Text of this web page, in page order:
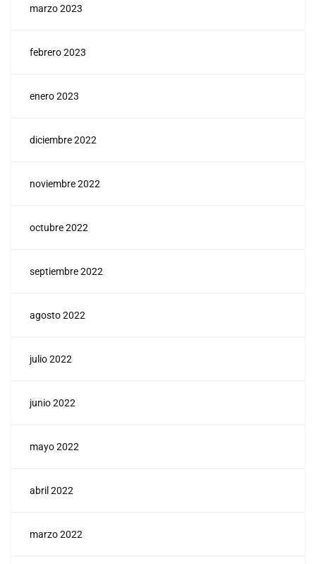
marzo 2023
febrero 2023
enero 2023
diciembre 2022
noviembre 2022
octubre 2022
septiembre 2022
agosto 2022
julio 2022
junio 2022
mayo 2022
abril 2022
marzo 2022